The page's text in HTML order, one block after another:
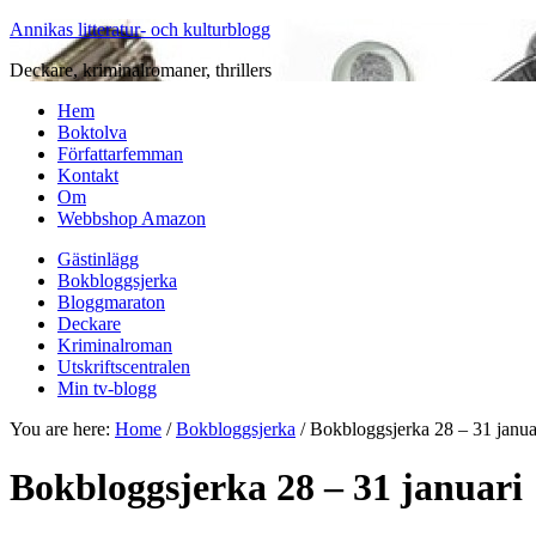
Annikas litteratur- och kulturblogg
Deckare, kriminalromaner, thrillers
Hem
Boktolva
Författarfemman
Kontakt
Om
Webbshop Amazon
Gästinlägg
Bokbloggsjerka
Bloggmaraton
Deckare
Kriminalroman
Utskriftscentralen
Min tv-blogg
You are here: Home / Bokbloggsjerka /Bokbloggsjerka 28 – 31
Bokbloggsjerka 28 – 31 januari